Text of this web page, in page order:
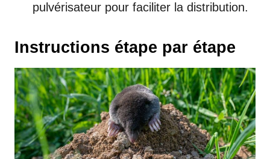
pulvérisateur pour faciliter la distribution.
Instructions étape par étape